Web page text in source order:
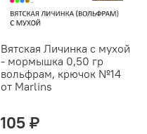
Вятская Личинка с мухой
- мормышка 0,50 гр
вольфрам, крючок №14
от Marlins
105 ₽